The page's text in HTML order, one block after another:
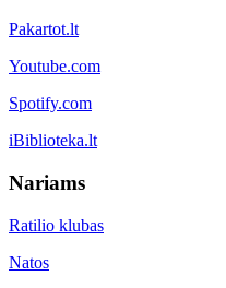
Pakartot.lt
Youtube.com
Spotify.com
iBiblioteka.lt
Nariams
Ratilio klubas
Natos